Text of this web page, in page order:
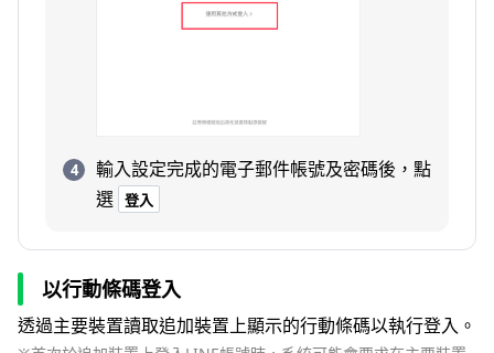
輸入設定完成的電子郵件帳號及密碼後，點
選 登入
以行動條碼登入
透過主要裝置讀取追加裝置上顯示的行動條碼以執行登入。